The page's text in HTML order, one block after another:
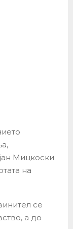
Мицкоски
на
се
а до